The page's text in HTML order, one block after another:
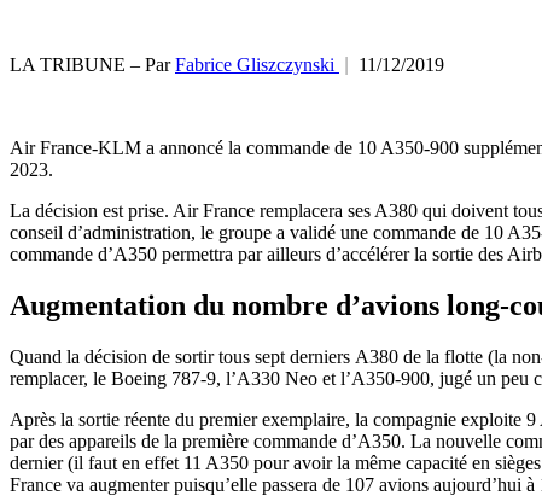
LA TRIBUNE – ParFabrice Gliszczynski | 11/12/2019
Air France-KLM a annoncé la commande de 10 A350-900
2023.
La décision est prise. Air France remplacera ses A380 qui doivent
conseil d’administration, le groupe a validé une commande de 10
commande d’A350 permettra par ailleurs d’accélérer la sortie des
Augmentation du nombre d’avions long-
Quand la décision de sortir tous sept derniers A380 de la flotte (la
remplacer, le Boeing 787-9, l’A330 Neo et l’A350-900, jugé un peu
Après la sortie réente du premier exemplaire, la compagnie exploite
par des appareils de la première commande d’A350. La nouvelle
dernier (il faut en effet 11 A350 pour avoir la même capacité en
France va augmenter puisqu’elle passera de 107 avions aujourd’hui